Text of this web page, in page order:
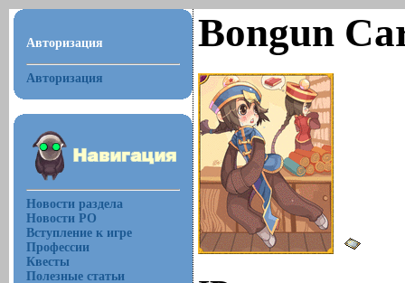
Авторизация
Авторизация
Новости раздела
Новости РО
Вступление к игре
Профессии
Квесты
Полезные статьи
Bongun